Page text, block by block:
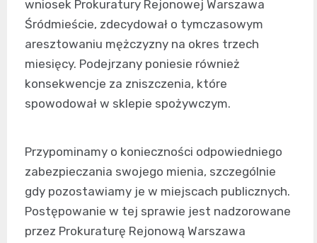
wniosek Prokuratury Rejonowej Warszawa
Śródmieście, zdecydował o tymczasowym
aresztowaniu mężczyzny na okres trzech
miesięcy. Podejrzany poniesie również
konsekwencje za zniszczenia, które
spowodował w sklepie spożywczym.
Przypominamy o konieczności odpowiedniego
zabezpieczania swojego mienia, szczególnie
gdy pozostawiamy je w miejscach publicznych.
Postępowanie w tej sprawie jest nadzorowane
przez Prokuraturę Rejonową Warszawa